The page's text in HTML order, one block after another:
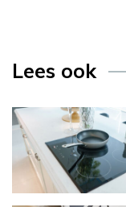
Lees ook